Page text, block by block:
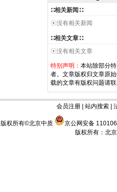
∷相关新闻∷
☉没有相关新闻
∷相关文章∷
☉没有相关文章
特别声明： 本站除部分
者。文章版权归文章原
载的文章有版权问题请
会员注册| 站内搜索|
版权所有©北京中质
京公网安备
版权所有： 北